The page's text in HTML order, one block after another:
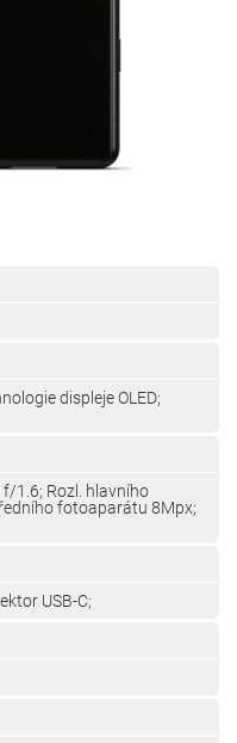
displeje OLED;
1.6; Rozl. hlavního
fotoaparátu 8Mpx;
USB-C;